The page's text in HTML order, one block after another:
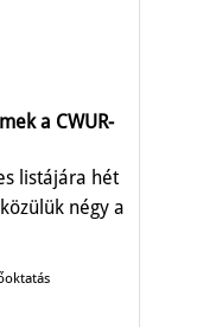
a CWUR-
listájára hét
négy a